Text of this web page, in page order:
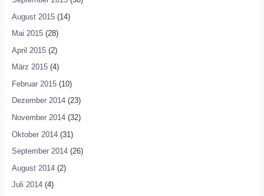
August 2015(14)
Mai 2015(28)
April 2015(2)
März 2015(4)
Februar 2015(10)
Dezember 2014(23)
November 2014(32)
Oktober 2014(31)
September 2014(26)
August 2014(2)
Juli 2014(4)